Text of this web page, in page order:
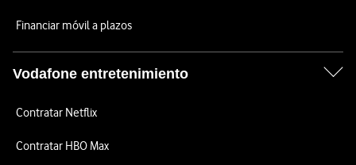
Financiar móvil a plazos
Vodafone entretenimiento
Contratar Netflix
Contratar HBO Max